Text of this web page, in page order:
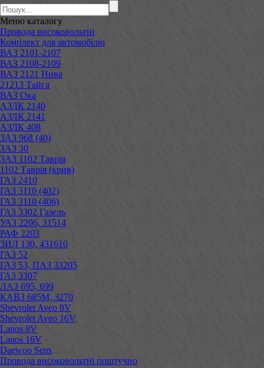
Меню каталогу
Провода високовольтні
Комплект для автомобілю
ВАЗ 2101-2107
ВАЗ 2108-2109
ВАЗ 2121 Нива
21213 Тайга
ВАЗ Ока
АЗЛК 2140
АЗЛК 2141
АЗЛК 408
ЗАЗ 968 (40)
ЗАЗ 30
ЗАЗ 1102 Таврія
1102 Таврія (крив)
ГАЗ 2410
ГАЗ 3110 (402)
ГАЗ 3110 (406)
ГАЗ 3302 Газель
УАЗ 2206, 31514
РАФ 2203
ЗИЛ 130, 431610
ГАЗ 52
ГАЗ 53, ПАЗ 33205
ГАЗ 3307
ЛАЗ 695, 699
КАВЗ 685М, 3270
Shevrolet Aveo 8V
Shevrolet Aveo 16V
Lanos 8V
Lanos 16V
Daewoo Sens
Провода високовольтні поштучно